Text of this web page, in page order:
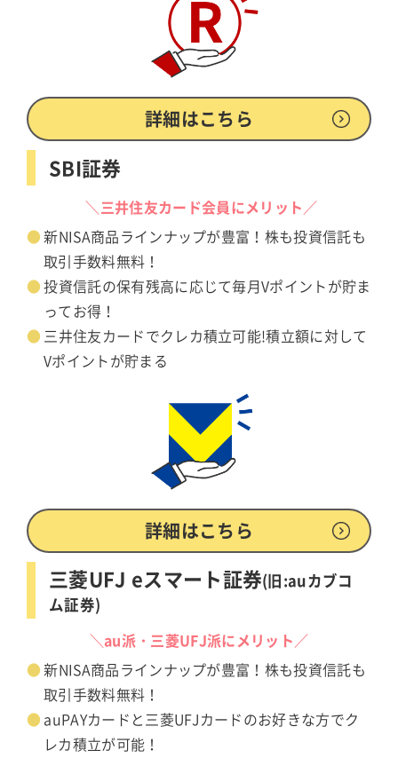
詳細はこちら
SBI証券
＼三井住友カード会員にメリット／
新NISA商品ラインナップが豊富！株も投資信託も
取引手数料無料！
投資信託の保有残高に応じて毎月Vポイントが貯ま
ってお得！
三井住友カードでクレカ積立可能!積立額に対して
Vポイントが貯まる
詳細はこちら
三菱UFJ eスマート証券(旧:auカブコ
ム証券)
＼au派・三菱UFJ派にメリット／
新NISA商品ラインナップが豊富！株も投資信託も
取引手数料無料！
auPAYカードと三菱UFJカードのお好きな方でク
レカ積立が可能！